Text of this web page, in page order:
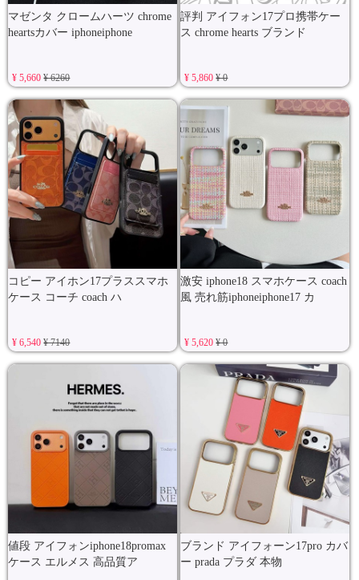
マゼンタ クロームハーツ chrome
heartsカバー iphoneiphone
¥ 5,660¥ 6260
評判 アイフォン17プロ携帯ケー
ス chrome hearts ブランド
¥ 5,860¥ 0
コピー アイホン17プラススマホ
ケース コーチ coach ハ
¥ 6,540¥ 7140
激安 iphone18 スマホケース coach
風 売れ筋iphoneiphone17 カ
¥ 5,620¥ 0
値段 アイフォンiphone18promax
ケース エルメス 高品質ア
ブランド アイフォーン17pro カバ
ー prada プラダ 本物